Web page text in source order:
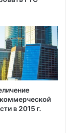
в 2015 г.